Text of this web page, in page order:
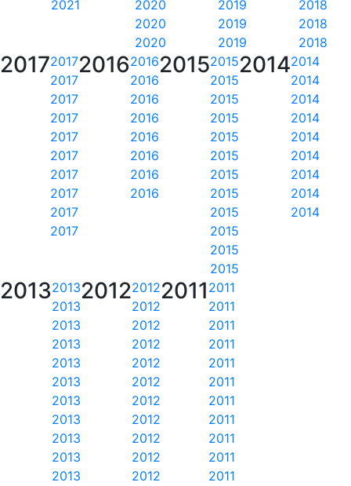
2021
2020
2020
2020
2019
2019
2019
2018
2018
2018
20172017
2017
2017
2017
2017
2017
2017
2017
2017
2017
20162016
2016
2016
2016
2016
2016
2016
2016
20152015
2015
2015
2015
2015
2015
2015
2015
2015
2015
2015
2015
20142014
2014
2014
2014
2014
2014
2014
2014
2014
20132013
2013
2013
2013
2013
2013
2013
2013
2013
2013
2013
20122012
2012
2012
2012
2012
2012
2012
2012
2012
2012
2012
2011 2011
2011
2011
2011
2011
2011
2011
2011
2011
2011
2011